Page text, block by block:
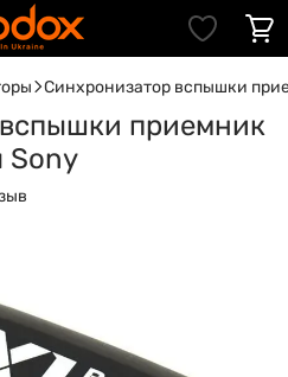
Синхронизатор вспышки
приемник
Sony